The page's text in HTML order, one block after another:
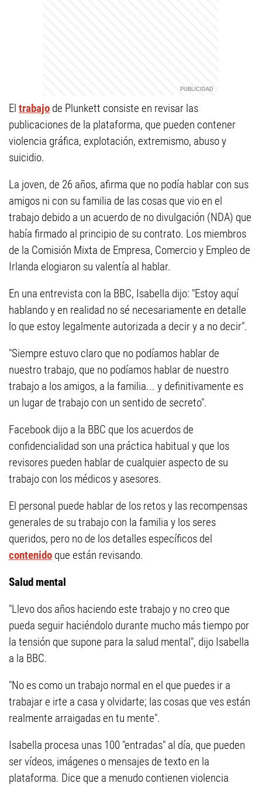
El trabajo de Plunkett consiste en revisar las
publicaciones de la plataforma, que pueden contener
violencia gráfica, explotación, extremismo, abuso y
suicidio.
La joven, de 26 años, afirma que no podía hablar con sus
amigos ni con su familia de las cosas que vio en el
trabajo debido a un acuerdo de no divulgación (NDA) que
había firmado al principio de su contrato. Los miembros
de la Comisión Mixta de Empresa, Comercio y Empleo de
Irlanda elogiaron su valentía al hablar.
En una entrevista con la BBC, Isabella dijo: "Estoy aquí
hablando y en realidad no sé necesariamente en detalle
lo que estoy legalmente autorizada a decir y a no decir".
"Siempre estuvo claro que no podíamos hablar de
nuestro trabajo, que no podíamos hablar de nuestro
trabajo a los amigos, a la familia... y definitivamente es
un lugar de trabajo con un sentido de secreto".
Facebook dijo a la BBC que los acuerdos de
confidencialidad son una práctica habitual y que los
revisores pueden hablar de cualquier aspecto de su
trabajo con los médicos y asesores.
El personal puede hablar de los retos y las recompensas
generales de su trabajo con la familia y los seres
queridos, pero no de los detalles específicos del
contenido que están revisando.
Salud mental
"Llevo dos años haciendo este trabajo y no creo que
pueda seguir haciéndolo durante mucho más tiempo por
la tensión que supone para la salud mental", dijo Isabella
a la BBC.
"No es como un trabajo normal en el que puedes ir a
trabajar e irte a casa y olvidarte; las cosas que ves están
realmente arraigadas en tu mente".
Isabella procesa unas 100 "entradas" al día, que pueden
ser vídeos, imágenes o mensajes de texto en la
plataforma. Dice que a menudo contienen violencia